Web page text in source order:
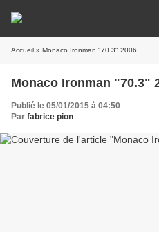
Accueil » Monaco Ironman "70.3" 2006
Monaco Ironman "70.3"
Publié le 05/01/2015 à 04:50
Par fabrice pion